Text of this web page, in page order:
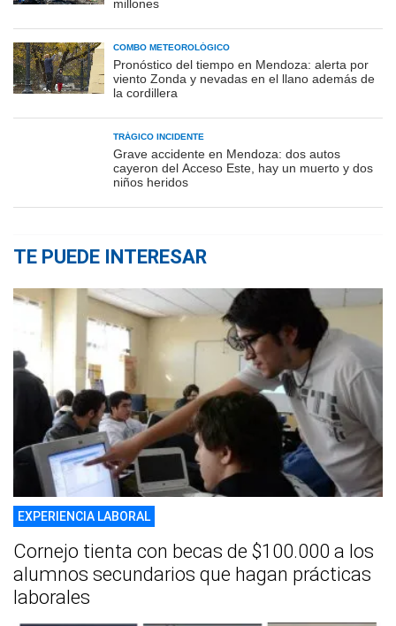
millones
COMBO METEOROLÓGICO
Pronóstico del tiempo en Mendoza: alerta por
viento Zonda y nevadas en el llano además de
la cordillera
TRÁGICO INCIDENTE
Grave accidente en Mendoza: dos autos
cayeron del Acceso Este, hay un muerto y dos
niños heridos
TE PUEDE INTERESAR
EXPERIENCIA LABORAL
Cornejo tienta con becas de $100.000 a los
alumnos secundarios que hagan prácticas
laborales